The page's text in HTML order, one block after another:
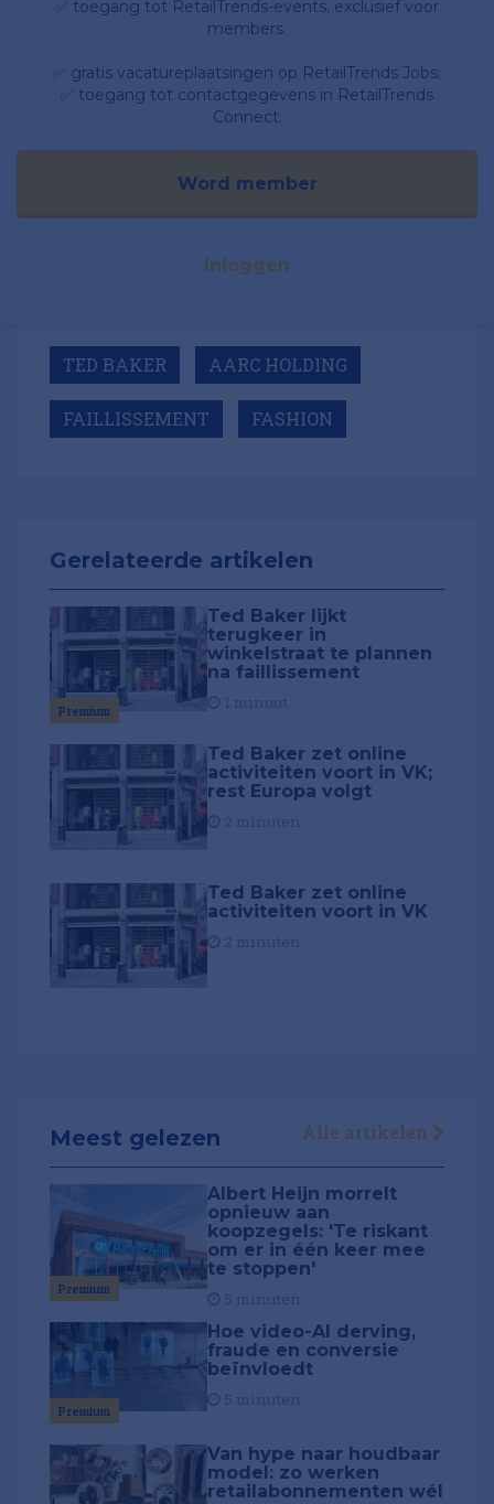
✅ toegang tot RetailTrends-events, exclusief voor
members.
✅ gratis vacatureplaatsingen op RetailTrends Jobs;
✅ toegang tot contactgegevens in RetailTrends
Connect.
Word member
Inloggen
TED BAKER AARC HOLDING
FAILLISSEMENT FASHION
Gerelateerde artikelen
Premium
Ted Baker lijkt
terugkeer in
winkelstraat te plannen
na faillissement
Ted Baker zet online
activiteiten voort in VK;
rest Europa volgt
Ted Baker zet online
activiteiten voort in VK
Meest gelezen Alle artikelen
Premium
Albert Heijn morrelt
opnieuw aan
koopzegels: 'Te riskant
om er in één keer mee
te stoppen'
Premium
Hoe video-AI derving,
fraude en conversie
beïnvloedt
Van hype naar houdbaar
model: zo werken
retailabonnementen wél